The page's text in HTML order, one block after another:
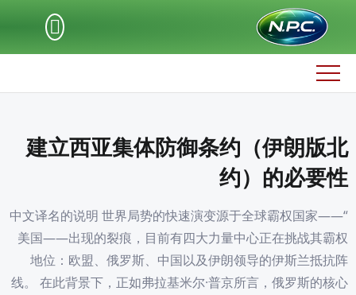
建立西亚集体防御条约（伊朗版北
约）的必要性
“中文译名的说明 世界局势的快速演变源于全球霸权国家——
美国——出现的裂痕，目前有四大力量中心正在挑战其霸权
地位：欧盟、俄罗斯、中国以及伊朗领导的伊斯兰抵抗阵
线。 在此背景下，正如弗拉基米尔·普京所言，俄罗斯的核心